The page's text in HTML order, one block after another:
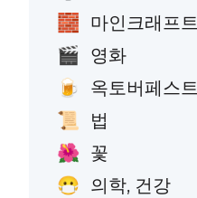
🧱 마인크래프트
🎬 영화
🍺 옥토버페스트
📜 법
🌺 꽃
😷 의학, 건강